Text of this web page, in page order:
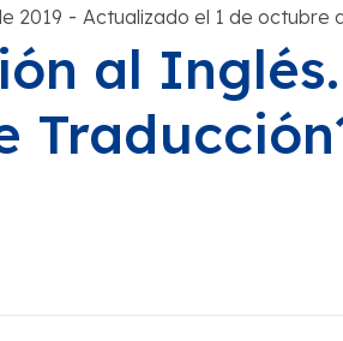
2019 - Actualizado el 1 de octubre
al